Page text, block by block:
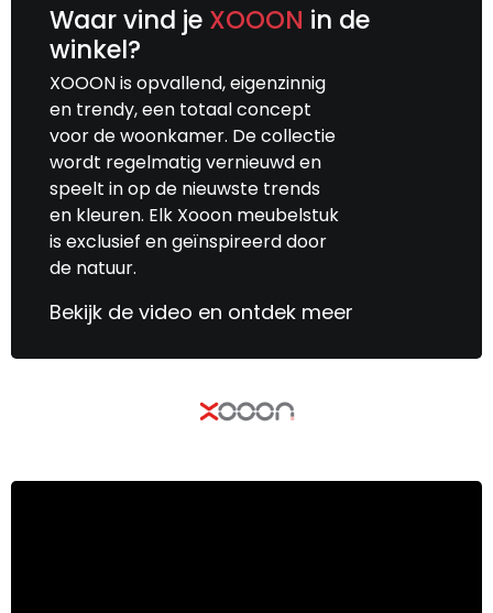
Waar vind je XOOON in de
winkel?
XOOON is opvallend, eigenzinnig
en trendy, een totaal concept
voor de woonkamer. De collectie
wordt regelmatig vernieuwd en
speelt in op de nieuwste trends
en kleuren. Elk Xooon meubelstuk
is exclusief en geïnspireerd door
de natuur.
Bekijk de video en ontdek meer